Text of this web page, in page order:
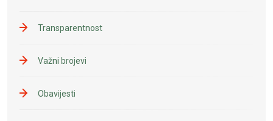
Transparentnost
Važni brojevi
Obavijesti